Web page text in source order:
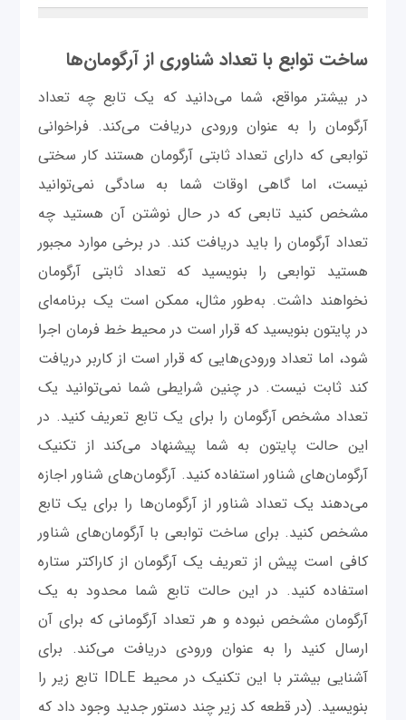
ساخت توابع با تعداد شناوری از آرگومان‌ها
در بیشتر مواقع، شما می‌دانید که یک تابع چه تعداد
آرگومان را به عنوان ورودی دریافت می‌کند. فراخوانی
توابعی که دارای تعداد ثابتی آرگومان هستند کار سختی
نیست، اما گاهی اوقات شما به سادگی نمی‌توانید
مشخص کنید تابعی که در حال نوشتن آن هستید چه
تعداد آرگومان را باید دریافت کند. در برخی موارد مجبور
هستید توابعی را بنویسید که تعداد ثابتی آرگومان
نخواهند داشت. به‌طور مثال، ممکن است یک برنامه‌ای
در پایتون بنویسید که قرار است در محیط خط فرمان اجرا
شود، اما تعداد ورودی‌هایی که قرار است از کاربر دریافت
کند ثابت نیست. در چنین شرایطی شما نمی‌توانید یک
تعداد مشخص آرگومان را برای یک تابع تعریف کنید. در
این حالت پایتون به شما پیشنهاد می‌کند از تکنیک
آرگومان‌های شناور استفاده کنید. آرگومان‌های شناور اجازه
می‌دهند یک تعداد شناور از آرگومان‌ها را برای یک تابع
مشخص کنید. برای ساخت توابعی با آرگومان‌های شناور
کافی است پیش از تعریف یک آرگومان از کاراکتر ستاره
استفاده کنید. در این حالت تابع شما محدود به یک
آرگومان مشخص نبوده و هر تعداد آرگومانی که برای آن
ارسال کنید را به عنوان ورودی دریافت می‌کند. برای
آشنایی بیشتر با این تکنیک در محیط IDLE تابع زیر را
بنویسید. (در قطعه کد زیر چند دستور جدید وجود داد که